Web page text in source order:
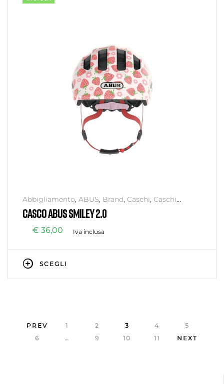
Abbigliamento, ABUS, Brand, Caschi, Caschi
Bambino,Senza categoria
CASCO ABUS SMILEY 2.0
€ 36,00 Iva inclusa
SCEGLI
PREV 1 2 3 4
5
6
… 9 10 11 NEXT